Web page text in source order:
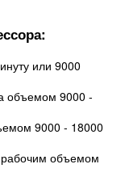
или 9000
объемом 9000 -
9000 - 18000
рабочим объемом